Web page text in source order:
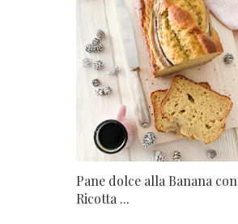
Pane dolce alla Banana con
Ricotta ...